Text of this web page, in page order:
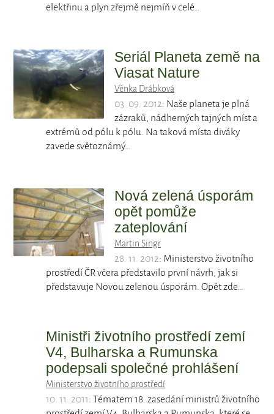
elektřinu a plyn zřejmě nejmíň v celé…
Seriál Planeta země na
Viasat Nature
Věnka Drábková
03. 09. 2012: Naše planeta je plná
zázraků, nádherných tajných míst a
extrémů od pólu k pólu. Na taková místa diváky
zavede světoznámý…
Nová zelená úsporám
opět pomůže
zateplování
Martin Singr
28. 11. 2012: Ministerstvo životního
prostředí ČR včera představilo první návrh, jak si
představuje Novou zelenou úsporám. Opět zde…
Ministři životního prostředí zemí
V4, Bulharska a Rumunska
podepsali společné prohlášení
Ministerstvo životního prostředí
10. 11. 2011: Tématem 18. zasedání ministrů životního